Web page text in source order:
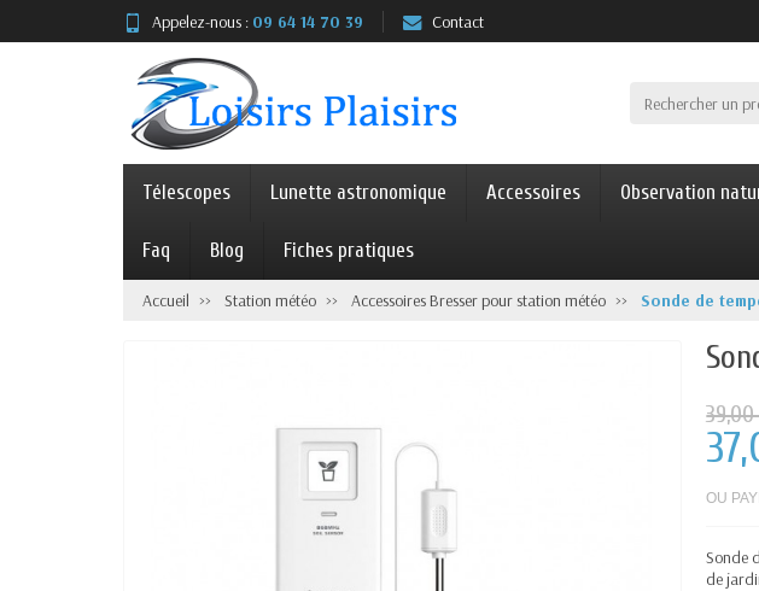
Appelez-nous : 09 64 14 70 39 Contact
Télescopes Lunette astronomique Accessoires Observation
Faq Blog Fiches pratiques
Accueil Station météo Accessoires Bresser pour station météo Sonde de
OU
Sonde
de